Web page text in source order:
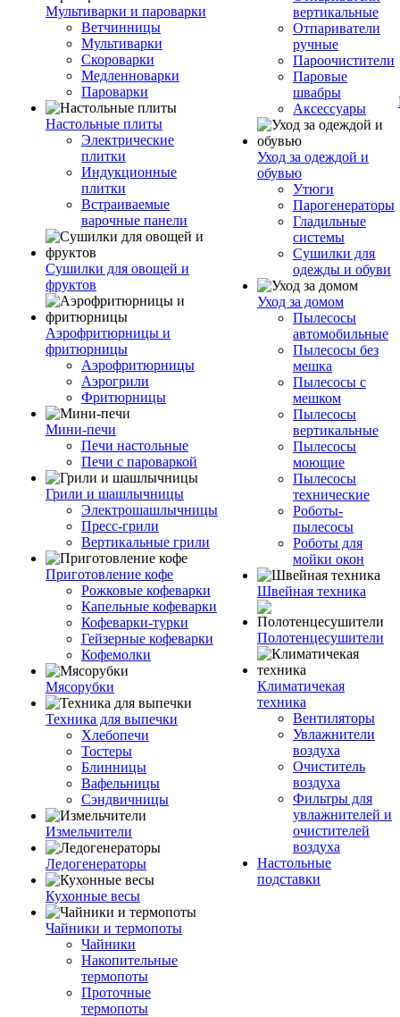
Мультиварки и пароварки
Ветчинницы
Мультиварки
Скороварки
Медленноварки
Пароварки
Настольные плиты
Электрические
плитки
Индукционные
плитки
Встраиваемые
варочные панели
Сушилки для овощей и
фруктов
Аэрофритюрницы и
фритюрницы
Аэрофритюрницы
Аэрогрили
Фритюрницы
Мини-печи
Печи настольные
Печи с пароваркой
Грили и шашлычницы
Электрошашлычницы
Пресс-грили
Вертикальные грили
Приготовление кофе
Рожковые кофеварки
Капельные кофеварки
Кофеварки-турки
Гейзерные кофеварки
Кофемолки
Мясорубки
Техника для выпечки
Хлебопечи
Тостеры
Блинницы
Вафельницы
Сэндвичницы
Измельчители
Ледогенераторы
Кухонные весы
Чайники и термопоты
Чайники
Накопительные
термопоты
Проточные
термопоты
вертикальные
Отпариватели
ручные
Пароочистители
Паровые
швабры
Аксессуары
Уход за одеждой и
обувью
Утюги
Парогенераторы
Гладильные
системы
Сушилки для
одежды и обуви
Уход за домом
Пылесосы
автомобильные
Пылесосы без
мешка
Пылесосы с
мешком
Пылесосы
вертикальные
Пылесосы
моющие
Пылесосы
технические
Роботы-
пылесосы
Роботы для
мойки окон
Швейная техника
Полотенцесушители
Климатичекая
техника
Вентиляторы
Увлажнители
воздуха
Очиститель
воздуха
Фильтры для
увлажнителей и
очистителей
воздуха
Настольные
подставки